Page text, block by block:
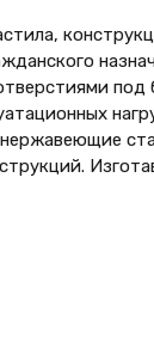
под